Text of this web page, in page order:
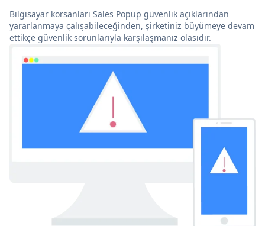
Bilgisayar korsanları Sales Popup güvenlik açıklarından
yararlanmaya çalışabileceğinden, şirketiniz büyümeye devam
ettikçe güvenlik sorunlarıyla karşılaşmanız olasıdır.